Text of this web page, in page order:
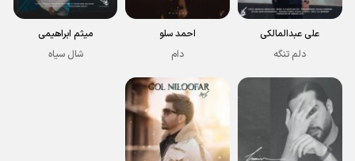
علی عبدالمالکی
دلم تنگه
احمد سلو
دام
میثم ابراهیمی
شال سیاه